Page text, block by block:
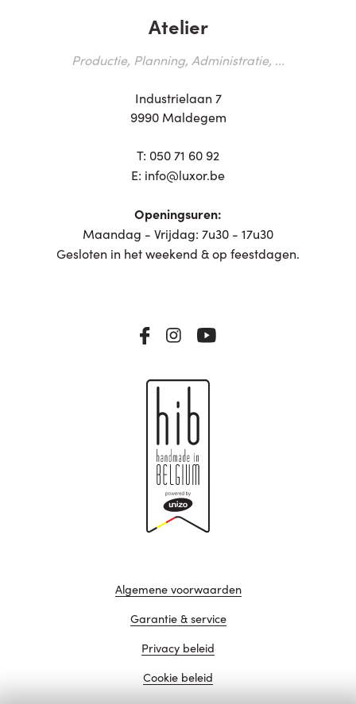
Atelier
Productie, Planning, Administratie, ...
Industrielaan 7
9990 Maldegem
T: 050 71 60 92
E: info@luxor.be
Openingsuren:
Maandag - Vrijdag: 7u30 - 17u30
Gesloten in het weekend & op feestdagen.
Algemene voorwaarden
Garantie & service
Privacy beleid
Cookie beleid